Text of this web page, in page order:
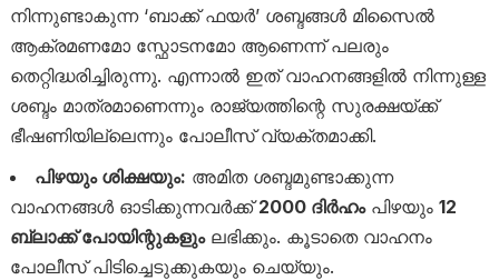
നിന്നുണ്ടാകുന്ന ‘ബാക്ക് ഫയർ’ ശബ്ദങ്ങൾ മിസൈൽ
ആക്രമണമോ സ്ഫോടനമോ ആണെന്ന് പലരും
തെറ്റിദ്ധരിച്ചിരുന്നു. എന്നാൽ ഇത് വാഹനങ്ങളിൽ നിന്നുള്ള
ശബ്ദം മാത്രമാണെന്നും രാജ്യത്തിന്റെ സുരക്ഷയ്ക്ക്
ഭീഷണിയില്ലെന്നും പോലീസ് വ്യക്തമാക്കി.
പിഴയും ശിക്ഷയും: അമിത ശബ്ദമുണ്ടാക്കുന്ന
വാഹനങ്ങൾ ഓടിക്കുന്നവർക്ക്2000 ദിർഹംപിഴയും 12
ബ്ലാക്ക് പോയിന്റുകളുംലഭിക്കും. കൂടാതെ വാഹനം
പോലീസ് പിടിച്ചെടുക്കുകയും ചെയ്യും.